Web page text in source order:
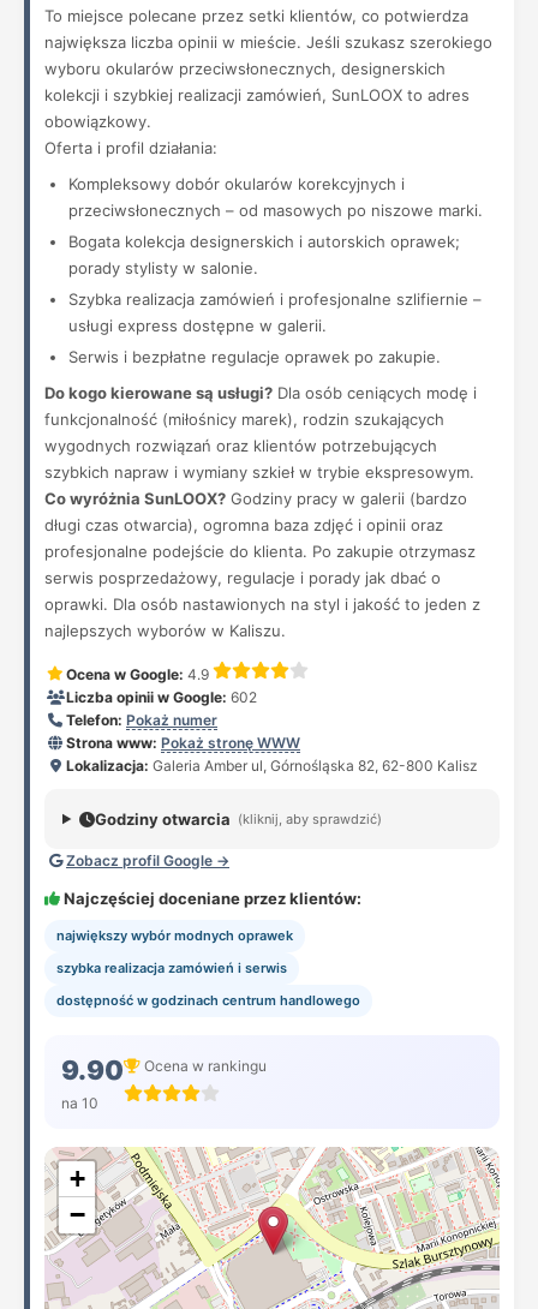
To miejsce polecane przez setki klientów, co potwierdza
największa liczba opinii w mieście. Jeśli szukasz szerokiego
wyboru okularów przeciwsłonecznych, designerskich
kolekcji i szybkiej realizacji zamówień, SunLOOX to adres
obowiązkowy.
Oferta i profil działania:
Kompleksowy dobór okularów korekcyjnych i
przeciwsłonecznych – od masowych po niszowe marki.
Bogata kolekcja designerskich i autorskich oprawek;
porady stylisty w salonie.
Szybka realizacja zamówień i profesjonalne szlifiernie –
usługi express dostępne w galerii.
Serwis i bezpłatne regulacje oprawek po zakupie.
Do kogo kierowane są usługi? Dla osób ceniących modę i
funkcjonalność (miłośnicy marek), rodzin szukających
wygodnych rozwiązań oraz klientów potrzebujących
szybkich napraw i wymiany szkieł w trybie ekspresowym.
Co wyróżnia SunLOOX? Godziny pracy w galerii (bardzo
długi czas otwarcia), ogromna baza zdjęć i opinii oraz
profesjonalne podejście do klienta. Po zakupie otrzymasz
serwis posprzedażowy, regulacje i porady jak dbać o
oprawki. Dla osób nastawionych na styl i jakość to jeden z
najlepszych wyborów w Kaliszu.
Ocena w Google: 4.9
Liczba opinii w Google: 602
Telefon: Pokaż numer
Strona www: Pokaż stronę WWW
Lokalizacja: Galeria Amber ul, Górnośląska 82, 62-800 Kalisz
Godziny otwarcia (kliknij, aby sprawdzić)
Zobacz profil Google →
Najczęściej doceniane przez klientów:
największy wybór modnych oprawek
szybka realizacja zamówień i serwis
dostępność w godzinach centrum handlowego
9.90
na 10
Ocena w rankingu
+
−